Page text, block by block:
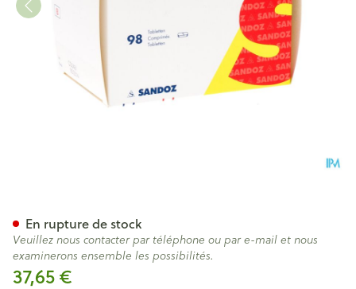
37,65 €
En rupture de stock
Veuillez nous contacter par téléphone ou par e-mail et nous
examinerons ensemble les possibilités.